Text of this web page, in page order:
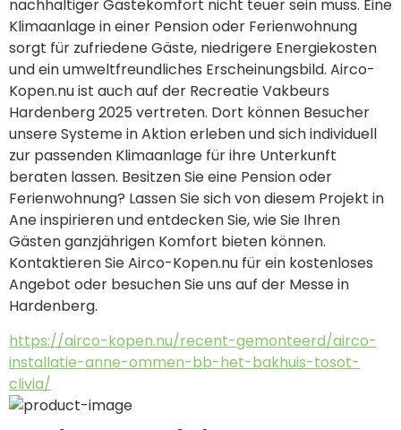
nachhaltiger Gästekomfort nicht teuer sein muss. Eine
Klimaanlage in einer Pension oder Ferienwohnung
sorgt für zufriedene Gäste, niedrigere Energiekosten
und ein umweltfreundliches Erscheinungsbild. Airco-
Kopen.nu ist auch auf der Recreatie Vakbeurs
Hardenberg 2025 vertreten. Dort können Besucher
unsere Systeme in Aktion erleben und sich individuell
zur passenden Klimaanlage für ihre Unterkunft
beraten lassen. Besitzen Sie eine Pension oder
Ferienwohnung? Lassen Sie sich von diesem Projekt in
Ane inspirieren und entdecken Sie, wie Sie Ihren
Gästen ganzjährigen Komfort bieten können.
Kontaktieren Sie Airco-Kopen.nu für ein kostenloses
Angebot oder besuchen Sie uns auf der Messe in
Hardenberg.
https://airco-kopen.nu/recent-gemonteerd/airco-
installatie-anne-ommen-bb-het-bakhuis-tosot-
clivia/